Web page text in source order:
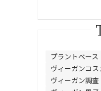
プラントベース
ヴィーガンコス
ヴィーガン調査